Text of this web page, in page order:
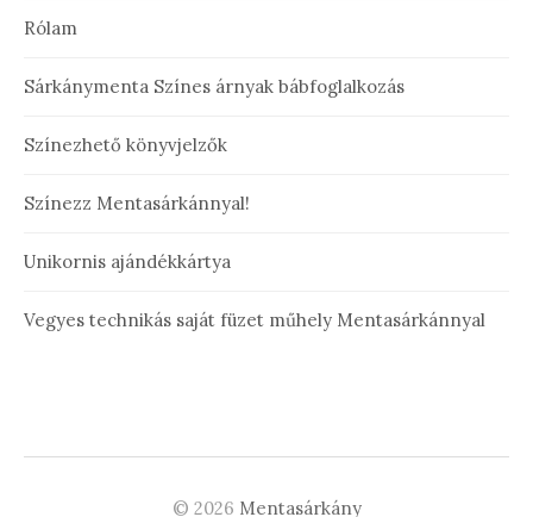
Rólam
Sárkánymenta Színes árnyak bábfoglalkozás
Színezhető könyvjelzők
Színezz Mentasárkánnyal!
Unikornis ajándékkártya
Vegyes technikás saját füzet műhely Mentasárkánnyal
© 2026 Mentasárkány